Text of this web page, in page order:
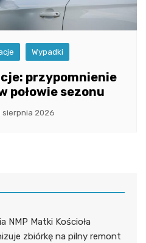
Wypadki
przypomnienie
połowie sezonu
sierpnia 2026
NMP Matki Kościoła
zbiórkę na pilny remont